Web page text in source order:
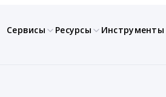
Сервисы Ресурсы Инструменты